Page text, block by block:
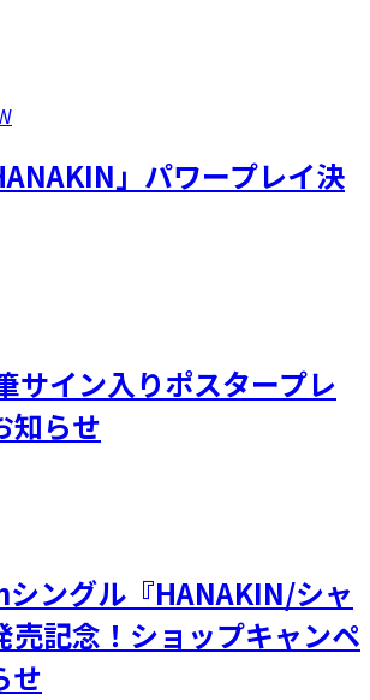
」パワープレイ決
サイン入りポスタープレ
知らせ
ングル『HANAKIN/シャ
売記念！ショップキャンペ
せ